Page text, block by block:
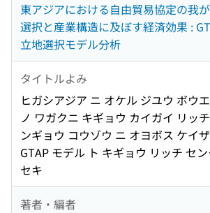
東アジアにおける自由貿易協定の我
選択と産業構造に及ぼす経済効果 :
立地選択モデル分析
タイトルよみ
ヒガシアジア ニ オケル ジユウ ボウ
ノ ワガクニ キギョウ カイガイ リッ
ンギョウ コウゾウ ニ オヨボス ケイ
GTAP モデル ト キギョウ リッチ セ
セキ
著者・編者